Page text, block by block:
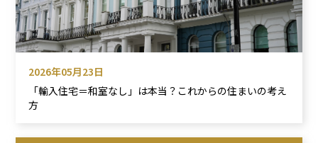
2026年05月23日
「輸入住宅＝和室なし」は本当？これからの住まいの考え
方